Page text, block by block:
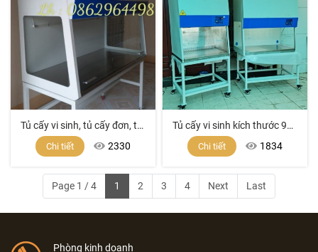
Tủ cấy vi sinh, tủ cấy đơn, tủ cấy sắt sơn tĩnh điện, tủ cấy giá tốt, box cấy giá rẻ, tủ cấy mô, tủ cấy đông trùng hạ thảo, tủ phòng vi sinh, tủ phòng sạch, tủ cấy
Chi tiết 2330
Tủ cấy vi sinh kích thước 900mm (cho1 người sử dụng), an toàn sinh học cấp 2
Chi tiết 1834
Page 1 / 4 1 2 3 4 Next Last
Phòng kinh doanh